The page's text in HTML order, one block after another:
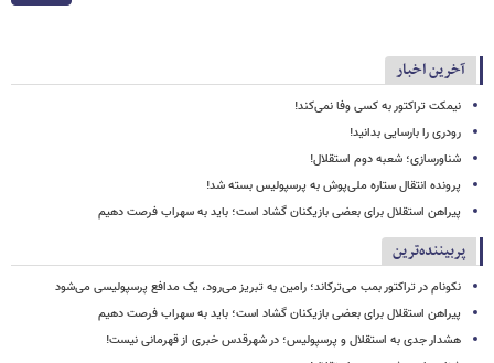
آخرین اخبار
نیمکت تراکتور به کسی وفا نمی‌کند!
رودری را بارسایی بدانید!
شناورسازی؛ شعبه دوم استقلال!
پرونده انتقال ستاره ملی‌پوش به پرسپولیس بسته شد!
پیراهن استقلال برای بعضی بازیکنان گشاد است؛ باید به سهراب فرصت دهیم
پربیننده‌ترین
نکونام در تراکتور بمب می‌ترکاند؛ رامین به تبریز می‌رود، یک مدافع پرسپولیسی می‌شود
پیراهن استقلال برای بعضی بازیکنان گشاد است؛ باید به سهراب فرصت دهیم
هشدار جدی به استقلال و پرسپولیس؛ در شهرقدس خبری از قهرمانی نیست!